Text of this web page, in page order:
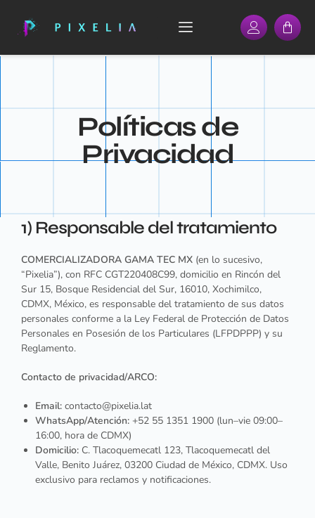
Políticas de
Privacidad
1) Responsable del tratamiento
COMERCIALIZADORA GAMA TEC MX (en lo sucesivo,
“Pixelia”), con RFC CGT220408C99, domicilio en Rincón del
Sur 15, Bosque Residencial del Sur, 16010, Xochimilco,
CDMX, México, es responsable del tratamiento de sus datos
personales conforme a la Ley Federal de Protección de Datos
Personales en Posesión de los Particulares (LFPDPPP) y su
Reglamento.
Contacto de privacidad/ARCO:
Email: contacto@pixelia.lat
WhatsApp/Atención: +52 55 1351 1900 (lun–vie 09:00–
16:00, hora de CDMX)
Domicilio: C. Tlacoquemecatl 123, Tlacoquemecatl del
Valle, Benito Juárez, 03200 Ciudad de México, CDMX. Uso
exclusivo para reclamos y notificaciones.